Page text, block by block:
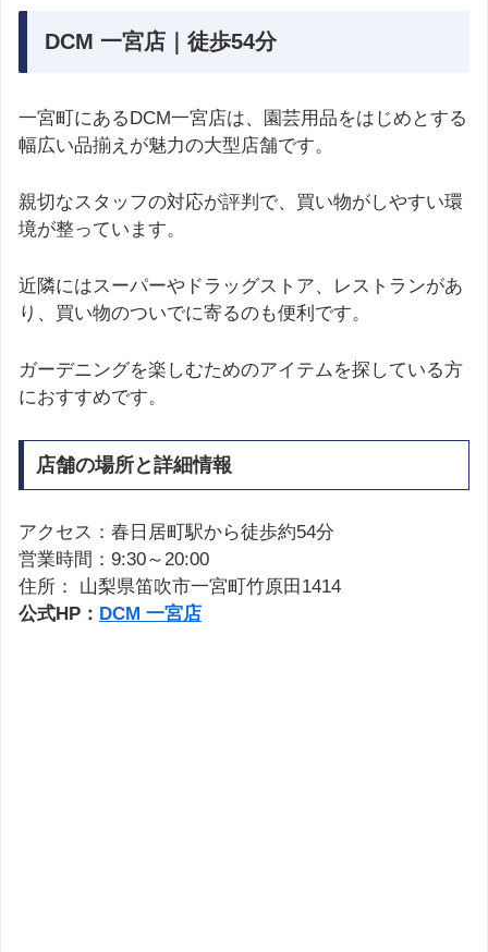
DCM 一宮店｜徒歩54分
一宮町にあるDCM一宮店は、園芸用品をはじめとする
幅広い品揃えが魅力の大型店舗です。
親切なスタッフの対応が評判で、買い物がしやすい環
境が整っています。
近隣にはスーパーやドラッグストア、レストランがあ
り、買い物のついでに寄るのも便利です。
ガーデニングを楽しむためのアイテムを探している方
におすすめです。
店舗の場所と詳細情報
アクセス：春日居町駅から徒歩約54分
営業時間：9:30～20:00
住所： 山梨県笛吹市一宮町竹原田1414
公式HP： DCM 一宮店